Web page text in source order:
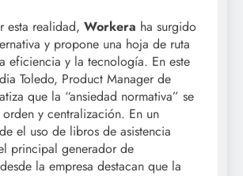
esta realidad, Workera ha surgido
y propone una hoja de ruta
eficiencia y la tecnología. En este
Toledo, Product Manager de
que la “ansiedad normativa” se
y centralización. En un
el uso de libros de asistencia
principal generador de
la empresa destacan que la